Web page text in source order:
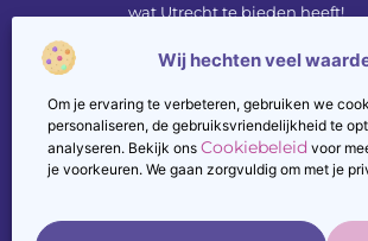
Wij hechten veel
Om je ervaring te verbeteren, gebruiken we
personaliseren, de gebruiksvriendelijkheid te
analyseren. Bekijk ons Cookiebeleid voor
je voorkeuren. We gaan zorgvuldig om met je
wat Utrecht te bieden heeft!
Contact Registreer